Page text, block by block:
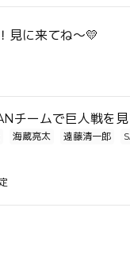
見に来てね～💛
チームで巨人戦を
海蔵亮太 遠藤清一郎